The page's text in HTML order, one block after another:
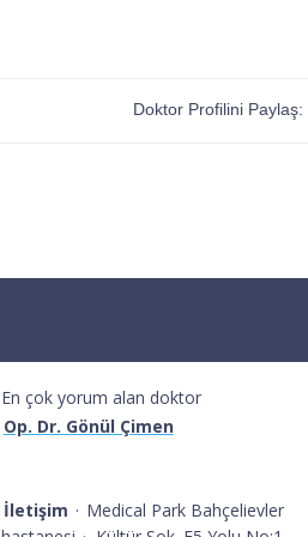
Doktor Profilini Paylaş:
En çok yorum alan doktor
Op. Dr. Gönül Çimen
İletişim · Medical Park Bahçelievler